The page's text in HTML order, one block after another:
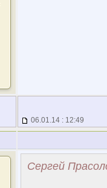
06.01.14 : 12:49
Сергей